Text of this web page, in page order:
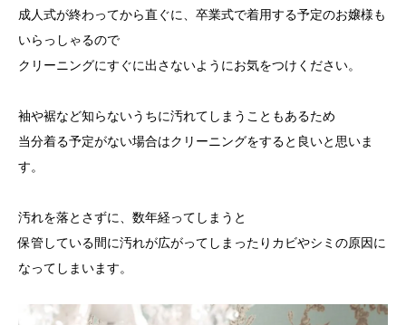
成人式が終わってから直ぐに、卒業式で着用する予定のお嬢様も
いらっしゃるので
クリーニングにすぐに出さないようにお気をつけください。
袖や裾など知らないうちに汚れてしまうこともあるため
当分着る予定がない場合はクリーニングをすると良いと思いま
す。
汚れを落とさずに、数年経ってしまうと
保管している間に汚れが広がってしまったりカビやシミの原因に
なってしまいます。